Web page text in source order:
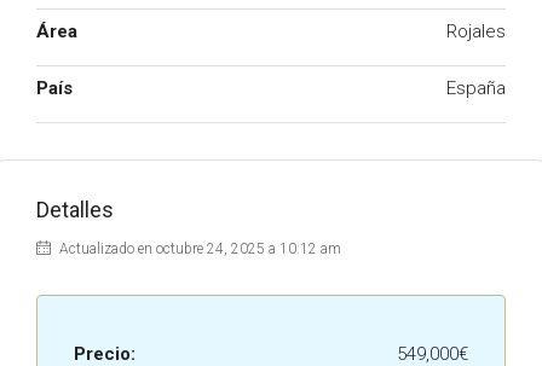
Área Rojales
País España
Detalles
Actualizado en octubre 24, 2025 a 10:12 am
Precio: 549,000€